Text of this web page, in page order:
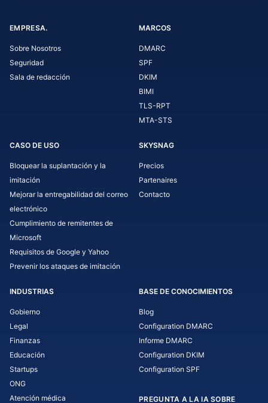
EMPRESA.
Sobre Nosotros
Seguridad
Sala de redacción
MARCOS
DMARC
SPF
DKIM
BIMI
TLS-RPT
MTA-STS
CASO DE USO
Bloquear la suplantación y la
imitación
Mejorar la entregabilidad del correo
electrónico
Cumplimiento de remitentes de
Microsoft
Requisitos de Google y Yahoo
Prevenir los ataques de imitación
SKYSNAG
Precios
Partenaires
Contacto
INDUSTRIAS
Gobierno
Legal
Finanzas
Educación
Startups
ONG
Atención médica
BASE DE CONOCIMIENTOS
Blog
Configuration DMARC
Informe DMARC
Configuration DKIM
Configuration SPF
PREGUNTA A LA IA SOBRE